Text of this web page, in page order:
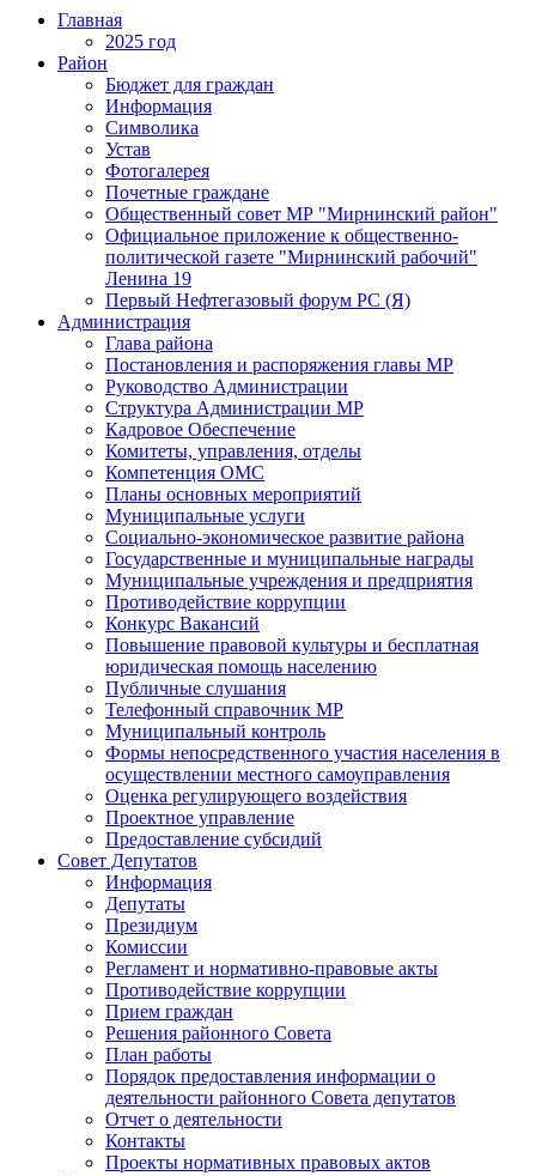
Главная
2025 год
Район
Бюджет для граждан
Информация
Символика
Устав
Фотогалерея
Почетные граждане
Общественный совет МР "Мирнинский район"
Официальное приложение к общественно-
политической газете "Мирнинский рабочий"
Ленина 19
Первый Нефтегазовый форум РС (Я)
Администрация
Глава района
Постановления и распоряжения главы МР
Руководство Администрации
Структура Администрации МР
Кадровое Обеспечение
Комитеты, управления, отделы
Компетенция ОМС
Планы основных мероприятий
Муниципальные услуги
Социально-экономическое развитие района
Государственные и муниципальные награды
Муниципальные учреждения и предприятия
Противодействие коррупции
Конкурс Вакансий
Повышение правовой культуры и бесплатная
юридическая помощь населению
Публичные слушания
Телефонный справочник МР
Муниципальный контроль
Формы непосредственного участия населения в
осуществлении местного самоуправления
Оценка регулирующего воздействия
Проектное управление
Предоставление субсидий
Совет Депутатов
Информация
Депутаты
Президиум
Комиссии
Регламент и нормативно-правовые акты
Противодействие коррупции
Прием граждан
Решения районного Совета
План работы
Порядок предоставления информации о
деятельности районного Совета депутатов
Отчет о деятельности
Контакты
Проекты нормативных правовых актов